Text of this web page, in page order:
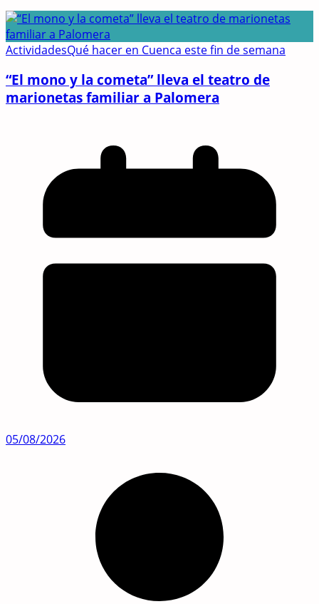
ActividadesQué hacer en Cuenca este fin de semana
“El mono y la cometa” lleva el teatro de
marionetas familiar a Palomera
05/08/2026